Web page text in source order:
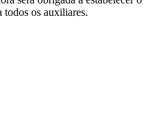
todos os auxiliares.